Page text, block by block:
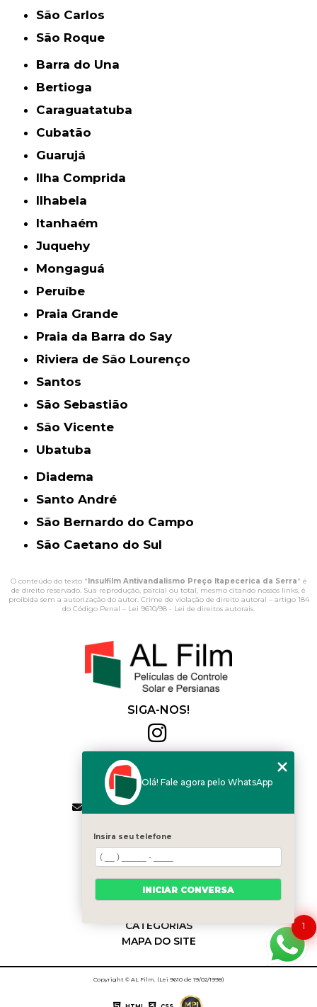
São Carlos
São Roque
Barra do Una
Bertioga
Caraguatatuba
Cubatão
Guarujá
Ilha Comprida
Ilhabela
Itanhaém
Juquehy
Mongaguá
Peruíbe
Praia Grande
Praia da Barra do Say
Riviera de São Lourenço
Santos
São Sebastião
São Vicente
Ubatuba
Diadema
Santo André
São Bernardo do Campo
São Caetano do Sul
O conteúdo do texto "Insulfilm Antivandalismo Preço Itapecerica da Serra" é
de direito reservado. Sua reprodução, parcial ou total, mesmo citando nossos links, é
proibida sem a autorização do autor. Crime de violação de direito autoral – artigo 184
do Código Penal – Lei 9610/98 - Lei de direitos autorais.
SIGA-NOS!
(11) 2564-4684
(11) 94168-2041
contato.vendas@alfilm.com.br
MENU
HOME
QUEM SOMOS
SERVIÇOS
BLOG
CATEGORIAS
MAPA DO SITE
Copyright © AL Film. (Lei 9610 de 19/02/1998)
1
Olá! Fale agora pelo WhatsApp
Insira seu telefone
INICIAR CONVERSA